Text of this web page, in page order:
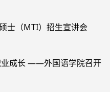
士（MTI）招生宣讲会
业成长 ——外国语学院召开